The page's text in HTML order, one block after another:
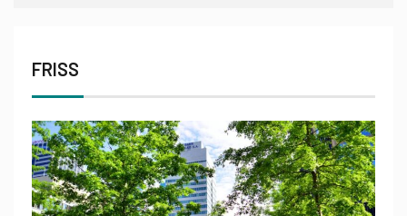
FRISS